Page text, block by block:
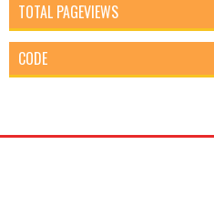
TOTAL PAGEVIEWS
CODE